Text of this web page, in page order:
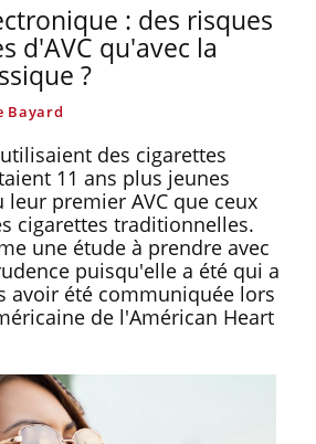
: des risques
d'AVC qu'avec la
?
Bayard
des cigarettes
11 ans plus jeunes
premier AVC que ceux
cigarettes traditionnelles.
une étude à prendre avec
puisqu'elle a été qui a
avoir été communiquée lors
de l'Américan Heart